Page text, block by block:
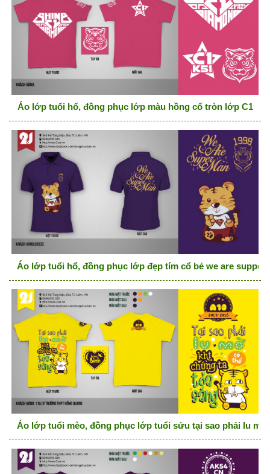
Áo lớp tuổi hổ, đồng phục lớp màu hồng cổ tròn lớp C1
Áo lớp tuổi hổ, đồng phục lớp đẹp tím cổ bẻ we are supper
Áo lớp tuổi mèo, đồng phục lớp tuổi sửu tại sao phải lu mờ